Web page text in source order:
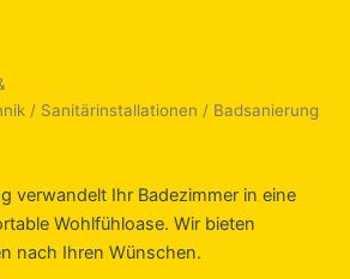
/ Sanitärinstallationen / Badsanierung
verwandelt Ihr Badezimmer in eine
Wohlfühloase. Wir bieten
nach Ihren Wünschen.